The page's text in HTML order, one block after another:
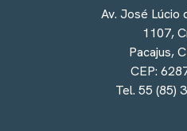
Av. José Lúcio
1107,
Pacajus,
CEP:
Tel. 55 (85)